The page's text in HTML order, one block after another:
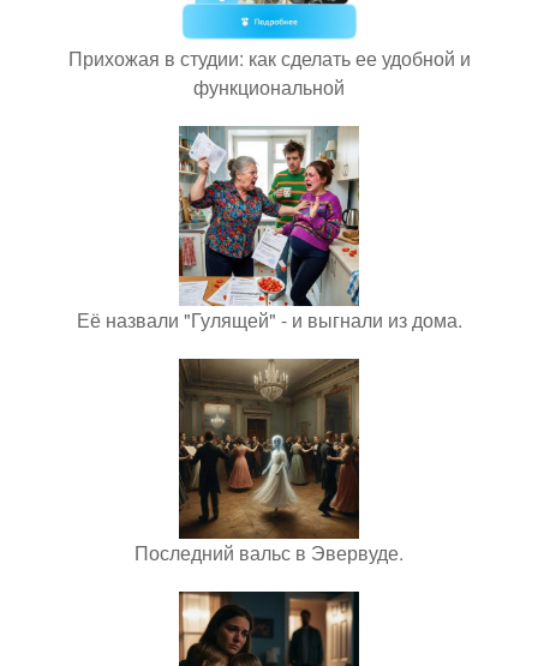
Прихожая в студии: как сделать ее удобной и
функциональной
Её назвали "Гулящей" - и выгнали из дома.
Последний вальс в Эвервуде.